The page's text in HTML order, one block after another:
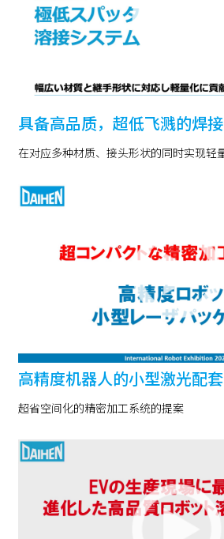
具备高品质，超低飞溅的焊
在对应多种材质、接头形状的同时实现轻
高精度机器人的小型激光配套
超省空间化的精密加工系统的提案